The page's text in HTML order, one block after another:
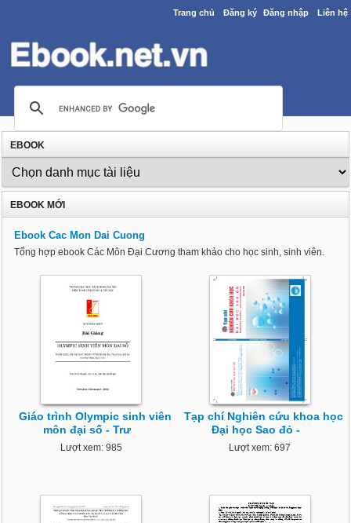
Trang chủ Đăng ký Đăng nhập Liên hệ
EBOOK
EBOOK MỚI
Ebook Cac Mon Dai Cuong
Tổng hợp ebook Các Môn Đại Cương tham khảo cho học sinh, sinh viên.
Giáo trình Olympic sinh viên
môn đại số - Trư
Lượt xem: 985
Tạp chí Nghiên cứu khoa học
Đại học Sao đỏ -
Lượt xem: 697